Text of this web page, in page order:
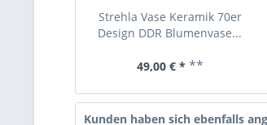
Strehla Vase Keramik 70er
Design DDR Blumenvase...
49,00 € * **
Kunden haben sich ebenfalls